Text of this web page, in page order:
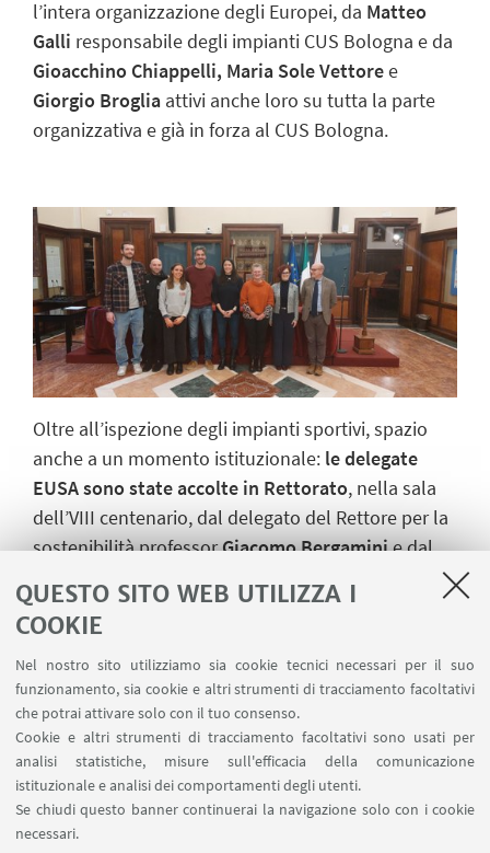
QUESTO SITO WEB UTILIZZA I
COOKIE
Nel nostro sito utilizziamo sia cookie tecnici necessari per il suo
funzionamento, sia cookie e altri strumenti di tracciamento facoltativi
che potrai attivare solo con il tuo consenso.
Cookie e altri strumenti di tracciamento facoltativi sono usati per
analisi statistiche, misure sull'efficacia della comunicazione
istituzionale e analisi dei comportamenti degli utenti.
Se chiudi questo banner continuerai la navigazione solo con i cookie
necessari.
l’intera organizzazione degli Europei, da Matteo
Galli responsabile degli impianti CUS Bologna e da
Gioacchino Chiappelli, Maria Sole Vettoree
Giorgio Broglia attivi anche loro su tutta la parte
organizzativa e già in forza al CUS Bologna.
Oltre all’ispezione degli impianti sportivi, spazio
anche a un momento istituzionale: le delegate
EUSA sono state accolte in Rettorato, nella sala
dell’VIII centenario, dal delegato del Rettore per la
sostenibilità professorGiacomo Bergaminie dal
a
conferma dell’importanza di questo evento per la
nostra comunità universitaria e sportiva.
La macchina organizzativa è attiva da tempo.
Giocare in casa, dopo anni di trionfi sui campi di
tutta Europa, comporterà una pressione maggiore
per gli universitari dell’Alma Mater Studiorum. Ma
intanto si sta preparando tutto per consentire ai
giovani atleti che arriveranno di affrontare questa